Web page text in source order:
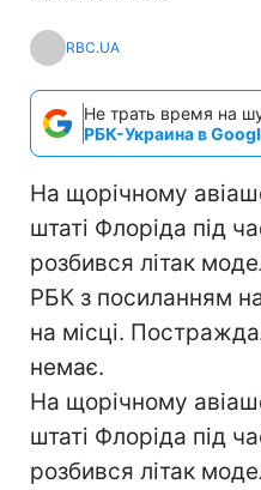
RBC.UA
Не трать время на
РБК-Украина в
На щорічному
штаті Флоріда під
розбився літак
РБК з посиланням
на місці.
немає.
На щорічному
штаті Флоріда під
розбився літак